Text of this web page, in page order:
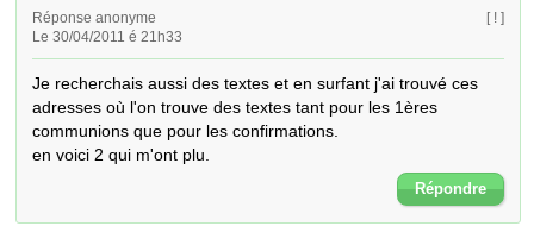
Réponse anonyme
Le 30/04/2011 é 21h33
[ ! ]
Je recherchais aussi des textes et en surfant j'ai trouvé ces
adresses où l'on trouve des textes tant pour les 1ères
communions que pour les confirmations.
en voici 2 qui m'ont plu.
Répondre